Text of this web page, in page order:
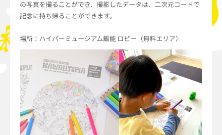
の写真を撮ることができ、撮影したデータは、二次元コードで
記念に持ち帰ることができます。
場所：ハイパーミュージアム飯能 ロビー（無料エリア）